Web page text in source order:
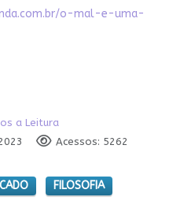
o-mal-e-uma-
a Leitura
Acessos: 5262
FILOSOFIA